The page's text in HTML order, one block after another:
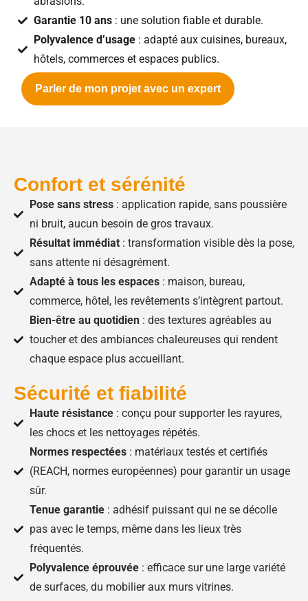
Garantie 10 ans: une solution fiable et durable.
Polyvalence d’usage: adapté aux cuisines, bureaux,
hôtels, commerces et espaces publics.
Parler de mon projet avec un expert
Confort et sérénité
Pose sans stress: application rapide, sans poussière
ni bruit, aucun besoin de gros travaux.
Résultat immédiat: transformation visible dès la pose,
sans attente ni désagrément.
Adapté à tous les espaces: maison, bureau,
commerce, hôtel, les revêtements s’intègrent partout.
Bien-être au quotidien: des textures agréables au
toucher et des ambiances chaleureuses qui rendent
chaque espace plus accueillant.
Sécurité et fiabilité
Haute résistance: conçu pour supporter les rayures,
les chocs et les nettoyages répétés.
Normes respectées: matériaux testés et certifiés
(REACH, normes européennes) pour garantir un usage
sûr.
Tenue garantie: adhésif puissant qui ne se décolle
pas avec le temps, même dans les lieux très
fréquentés.
Polyvalence éprouvée: efficace sur une large variété
de surfaces, du mobilier aux murs vitrines.